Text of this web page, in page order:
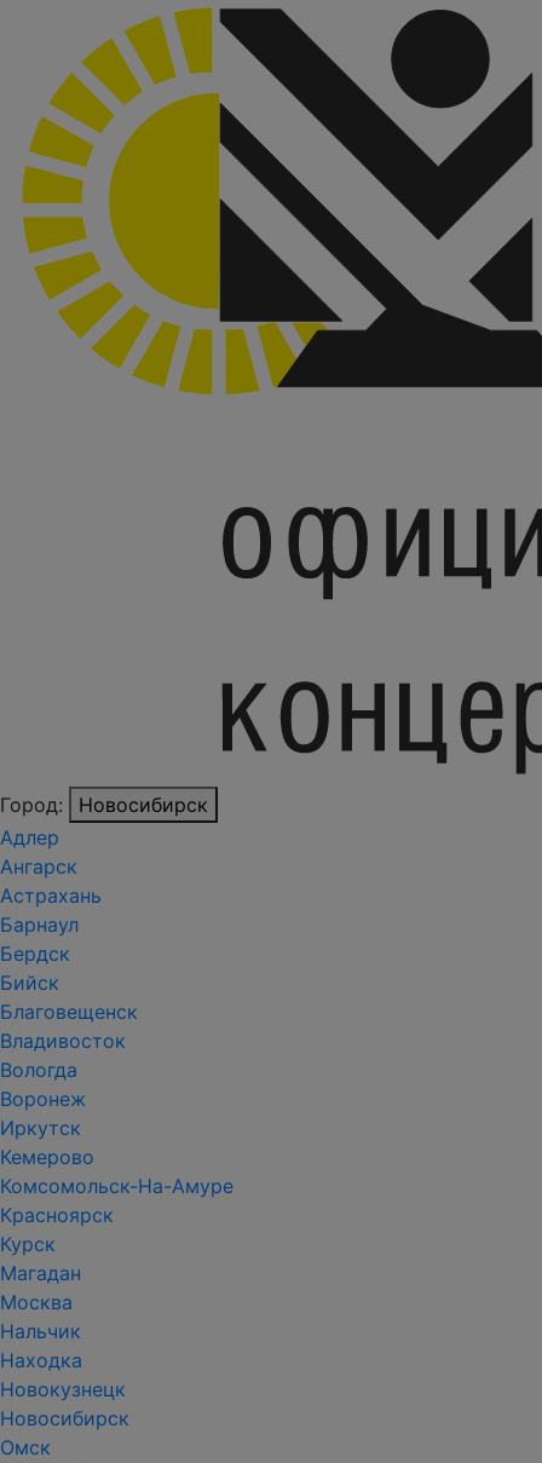
Город:
Новосибирск
Адлер
Ангарск
Астрахань
Барнаул
Бердск
Бийск
Благовещенск
Владивосток
Вологда
Воронеж
Иркутск
Кемерово
Комсомольск-На-Амуре
Красноярск
Курск
Магадан
Москва
Нальчик
Находка
Новокузнецк
Новосибирск
Омск